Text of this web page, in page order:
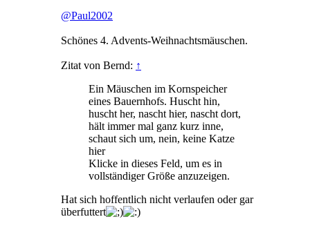
@Paul2002
Schönes 4. Advents-Weihnachtsmäuschen.
Zitat von Bernd: ↑
Ein Mäuschen im Kornspeicher
eines Bauernhofs. Huscht hin,
huscht her, nascht hier, nascht dort,
hält immer mal ganz kurz inne,
schaut sich um, nein, keine Katze
hier
Klicke in dieses Feld, um es in
vollständiger Größe anzuzeigen.
Hat sich hoffentlich nicht verlaufen oder gar
überfuttert